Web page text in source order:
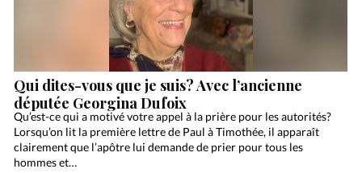
Qui dites-vous que je suis? Avec l’ancienne
députée Georgina Dufoix
Qu’est-ce qui a motivé votre appel à la prière pour les autorités?
Lorsqu’on lit la première lettre de Paul à Timothée, il apparaît
clairement que l’apôtre lui demande de prier pour tous les
hommes et…